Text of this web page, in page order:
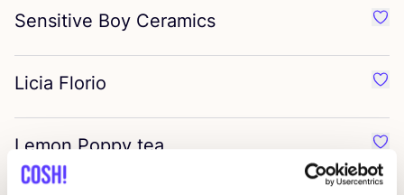
Sensitive Boy Ceramics
Licia Florio
Lemon Poppy tea